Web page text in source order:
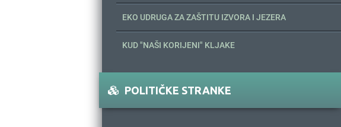
EKO UDRUGA ZA ZAŠTITU IZVORA I JEZERA
KUD "NAŠI KORIJENI" KLJAKE
POLITIČKE STRANKE